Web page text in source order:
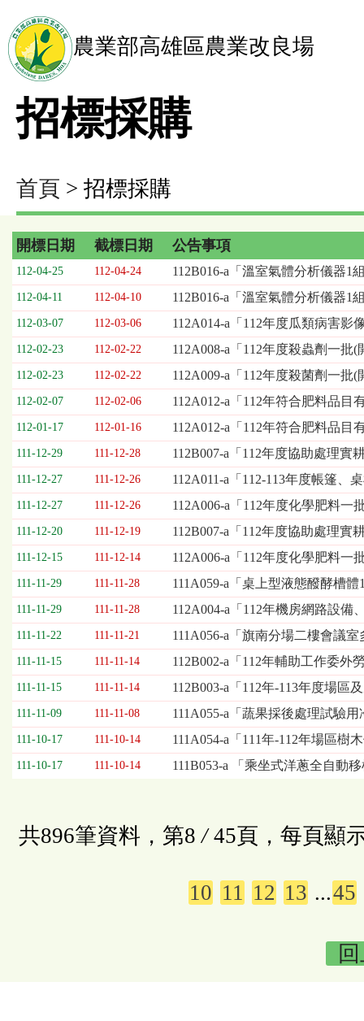
農業部高雄區農業改良場
招標採購
首頁 > 招標採購
招
標
採
購
列
表，
欄
位
依
序
開
標
期、
截
標
日
期、
公
告
事
項
開標日期 截標日期 公告事項
112-04-25 112-04-24 112B016-a「溫室氣體分析儀器1
112-04-11 112-04-10 112B016-a「溫室氣體分析儀器1
112-03-07 112-03-06 112A014-a「112年度瓜類病害
112-02-23 112-02-22 112A008-a「112年度殺蟲劑一批
112-02-23 112-02-22 112A009-a「112年度殺菌劑一批
112-02-07 112-02-06 112A012-a「112年符合肥料品目
112-01-17 112-01-16 112A012-a「112年符合肥料品目
111-12-29 111-12-28 112B007-a「112年度協助處理
111-12-27 111-12-26 112A011-a「112-113年度帳篷、
111-12-27 111-12-26 112A006-a「112年度化學肥料一
111-12-20 111-12-19 112B007-a「112年度協助處理
111-12-15 111-12-14 112A006-a「112年度化學肥料一
111-11-29 111-11-28 111A059-a「桌上型液態醱酵槽
111-11-29 111-11-28 112A004-a「112年機房網路設
111-11-22 111-11-21 111A056-a「旗南分場二樓會議
111-11-15 111-11-14 112B002-a「112年輔助工作委外
111-11-15 111-11-14 112B003-a「112年-113年度場
111-11-09 111-11-08 111A055-a「蔬果採後處理試驗
111-10-17 111-10-14 111A054-a「111年-112年場區樹
111-10-17 111-10-14 111B053-a 「乘坐式洋蔥全自動
共896筆資料，第8 /45頁，每頁顯
10 11 12 13 ...45